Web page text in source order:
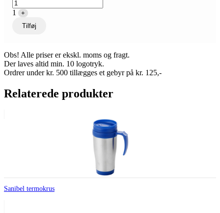
1
+
Tilføj
Obs! Alle priser er ekskl. moms og fragt.
Der laves altid min. 10 logotryk.
Ordrer under kr. 500 tillægges et gebyr på kr. 125,-
Relaterede produkter
Sanibel termokrus